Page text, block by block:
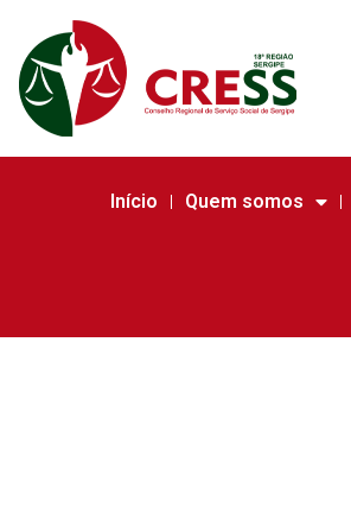
Início Quem somos